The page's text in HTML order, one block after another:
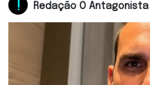
Redação O Antagonista